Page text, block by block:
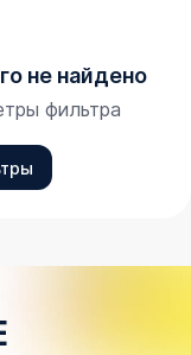
не найдено
фильтра